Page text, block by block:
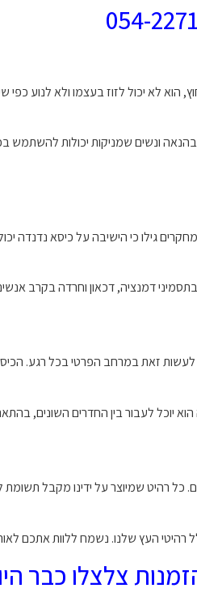
054-
הוא לא יכול לזוז בעצמו ולא לנוע
ונשים שמניקות יכולות להשתמש
גילו כי הישיבה על כיסא נדנדה
דמנציה, דכאון וחרדה בקרב
לעשות זאת במרחב הפרטי בכל רגע.
יוכל לעבור בין החדרים השונים, בהתאם
רהיט שמיוצר על ידינו מקבל
רהיטי העץ שלנו. נשמח ללוות אתכם
צלצלו כבר